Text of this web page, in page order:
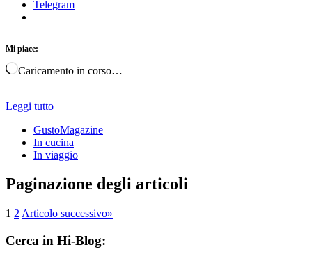
Telegram
Mi piace:
Caricamento in corso…
Leggi tutto
GustoMagazine
In cucina
In viaggio
Paginazione degli articoli
1 2 Articolo successivo»
Cerca in Hi-Blog: